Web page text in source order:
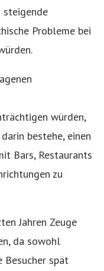
Probleme bei
würden,
bestehe, einen
Bars, Restaurants
zu
Jahren Zeuge
da sowohl
Besucher spät